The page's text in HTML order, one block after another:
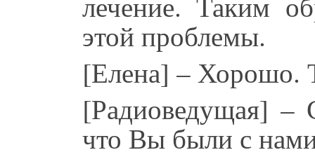
этой проблемы.
[Елена] – Хорошо.
[Радиоведущая] –
что Вы были с